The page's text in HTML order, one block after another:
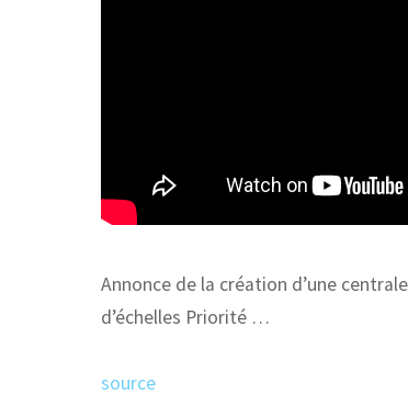
Annonce de la création d’une
d’échelles Priorité …
source